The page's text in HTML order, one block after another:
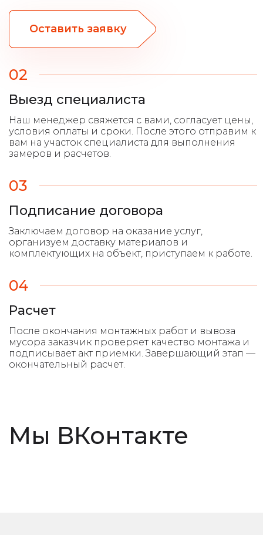
Оставить заявку
02
Выезд специалиста
03
Подписание договора
04
Расчет
Мы ВКонтакте